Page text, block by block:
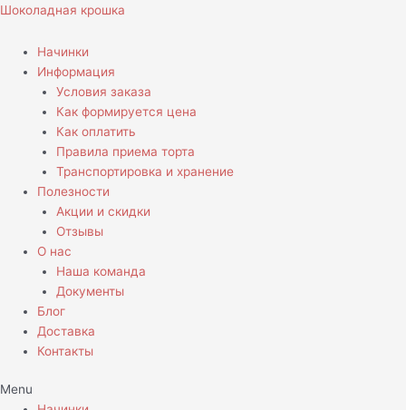
Перейти
содержимому
Шоколадная крошка
Начинки
Информация
Условия заказа
Как формируется цена
Как оплатить
Правила приема торта
Транспортировка и хранение
Полезности
Акции и скидки
Отзывы
О нас
Наша команда
Документы
Блог
Доставка
Контакты
Menu
Количество
Торт
Двухъярусный
лебедями